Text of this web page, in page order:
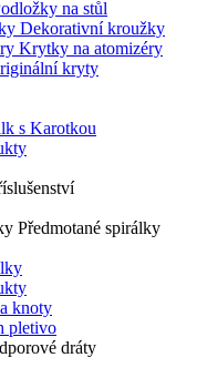
na stůl
Dekorativní kroužky
Krytky na atomizéry
kryty
s Karotkou
Předmotané spirálky
knoty
pletivo
dráty